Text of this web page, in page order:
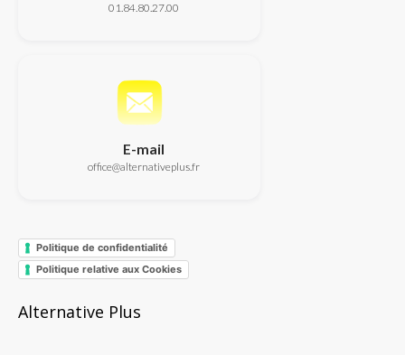
01.84.80.27.00
E-mail
office@alternativeplus.fr
Politique de confidentialité
Politique relative aux Cookies
Alternative Plus